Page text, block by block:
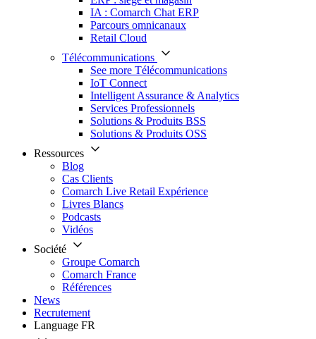
IA : Comarch Chat ERP
Parcours omnicanaux
Retail Cloud
Télécommunications
See more Télécommunications
IoT Connect
Intelligent Assurance & Analytics
Services Professionnels
Solutions & Produits BSS
Solutions & Produits OSS
Ressources
Blog
Cas Clients
Comarch Live Retail Expérience
Livres Blancs
Podcasts
Vidéos
Société
Groupe Comarch
Comarch France
Références
News
Recrutement
Language FR